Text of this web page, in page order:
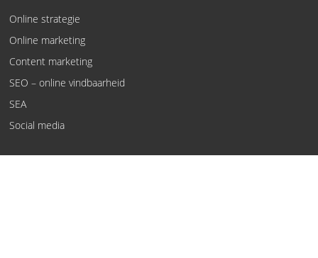
Online strategie
Online marketing
Content marketing
SEO – online vindbaarheid
SEA
Social media